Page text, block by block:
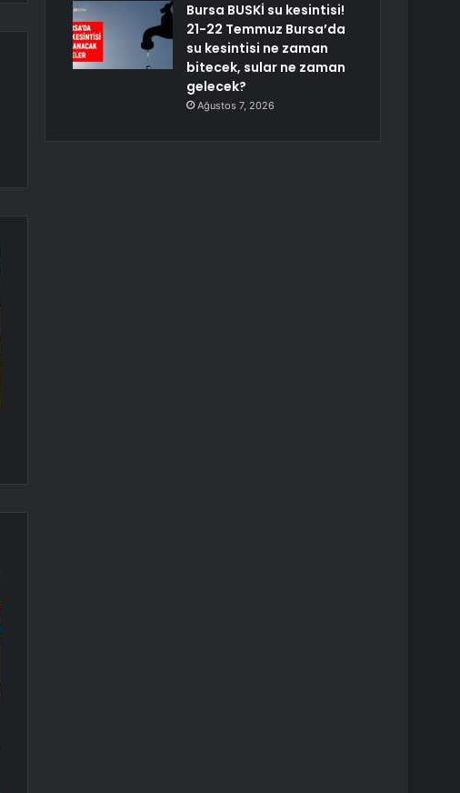
Bursa BUSKİ su kesintisi!
21-22 Temmuz Bursa’da
su kesintisi ne zaman
bitecek, sular ne zaman
gelecek?
Ağustos 7, 2026